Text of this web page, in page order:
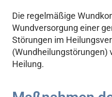
Die regelmäßige
Wundversorgung einer
Störungen im
(Wundheilungstörungen)
Heilung.